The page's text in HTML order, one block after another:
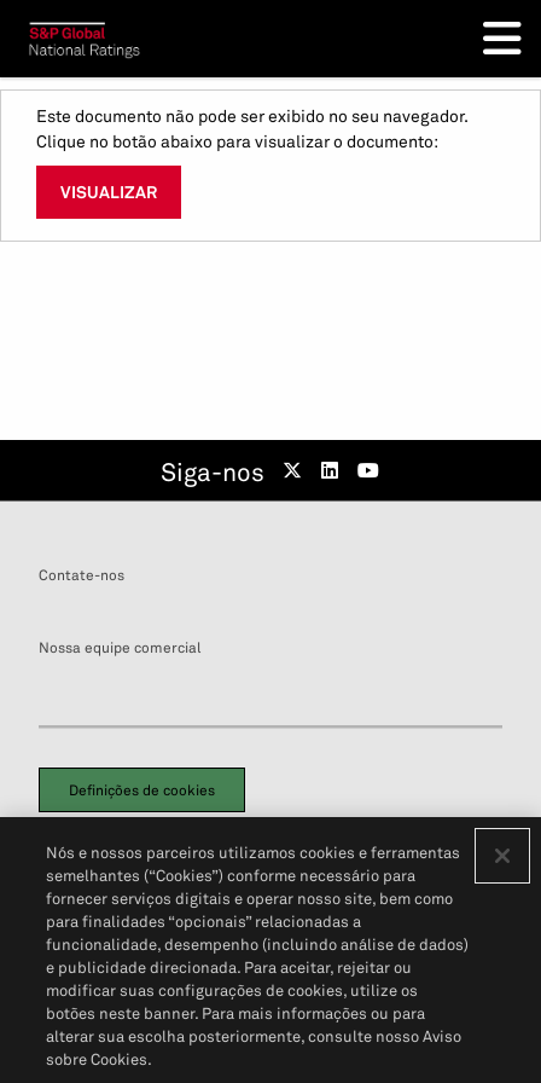
Este documento não pode ser exibido no seu navegador.
Clique no botão abaixo para visualizar o documento:
VISUALIZAR
Siga-nos
Contate-nos
Nossa equipe comercial
Definições de cookies
Política de PrivacidadePortal de privacidade do cliente (em inglês)
Não Venda Minhas Informações Pessoais© 2026 S&P Global
Nós e nossos parceiros utilizamos cookies e ferramentas
semelhantes (“Cookies”) conforme necessário para
fornecer serviços digitais e operar nosso site, bem como
para finalidades “opcionais” relacionadas a
funcionalidade, desempenho (incluindo análise de dados)
e publicidade direcionada. Para aceitar, rejeitar ou
modificar suas configurações de cookies, utilize os
botões neste banner. Para mais informações ou para
alterar sua escolha posteriormente, consulte nosso Aviso
sobre Cookies.